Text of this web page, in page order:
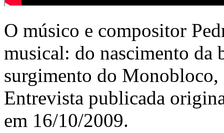
O músico e compositor
musical: do nascimento da
surgimento do Monobloco,
Entrevista publicada
em 16/10/2009.